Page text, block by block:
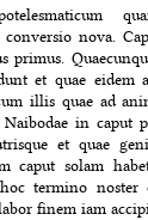
conversio nova.
primus.
et quae eidem
illis quae ad
in caput
et quae
caput solam
termino noster
finem iam